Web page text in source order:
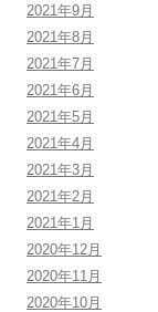
2021年9月
2021年8月
2021年7月
2021年6月
2021年5月
2021年4月
2021年3月
2021年2月
2021年1月
2020年12月
2020年11月
2020年10月